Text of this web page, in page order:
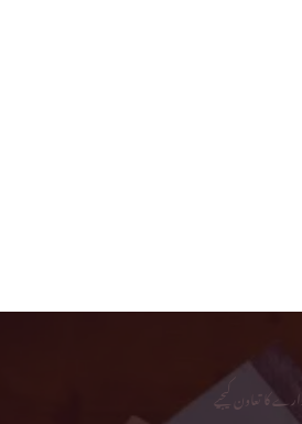
کا تعاون کیجیے